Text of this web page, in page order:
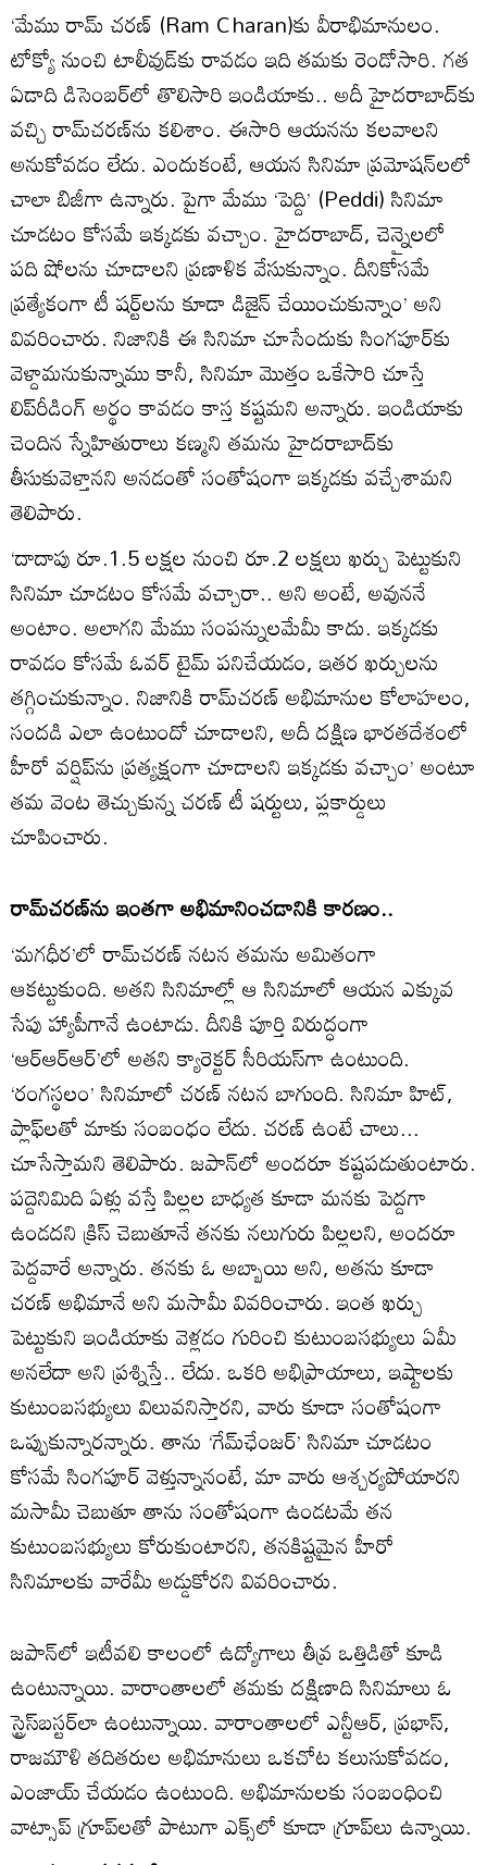
‘మేము రామ్‌ చరణ్‌ (Ram Charan)కు వీరాభిమానులం.
టోక్యో నుంచి టాలీవుడ్‌కు రావడం ఇది తమకు రెండోసారి. గత
ఏడాది డిసెంబర్‌లో తొలిసారి ఇండియాకు.. అదీ హైదరాబాద్‌కు
వచ్చి రామ్‌చరణ్‌ను కలిశాం. ఈసారి ఆయనను కలవాలని
అనుకోవడం లేదు. ఎందుకంటే, ఆయన సినిమా ప్రమోషన్‌లలో
చాలా బిజీగా ఉన్నారు. పైగా మేము ‘పెద్ది’ (Peddi) సినిమా
చూడటం కోసమే ఇక్కడకు వచ్చాం. హైదరాబాద్‌, చెన్నైలలో
పది షోలను చూడాలని ప్రణాళిక వేసుకున్నాం. దీనికోసమే
ప్రత్యేకంగా టీ షర్ట్‌లను కూడా డిజైన్‌ చేయించుకున్నాం’ అని
వివరించారు. నిజానికి ఈ సినిమా చూసేందుకు సింగపూర్‌కు
వెళ్దామనుకున్నాము కానీ, సినిమా మొత్తం ఒకేసారి చూస్తే
లిప్‌రీడింగ్‌ అర్థం కావడం కాస్త కష్టమని అన్నారు. ఇండియాకు
చెందిన స్నేహితురాలు కణ్మని తమను హైదరాబాద్‌కు
తీసుకువెళ్తానని అనడంతో సంతోషంగా ఇక్కడకు వచ్చేశామని
తెలిపారు.
‘దాదాపు రూ.1.5 లక్షల నుంచి రూ.2 లక్షలు ఖర్చు పెట్టుకుని
సినిమా చూడటం కోసమే వచ్చారా.. అని అంటే, అవుననే
అంటాం. అలాగని మేము సంపన్నులమేమీ కాదు. ఇక్కడకు
రావడం కోసమే ఓవర్‌ టైమ్‌ పనిచేయడం, ఇతర ఖర్చులను
తగ్గించుకున్నాం. నిజానికి రామ్‌చరణ్‌ అభిమానుల కోలాహలం,
సందడి ఎలా ఉంటుందో చూడాలని, అదీ దక్షిణ భారతదేశంలో
హీరో వర్షిప్‌ను ప్రత్యక్షంగా చూడాలని ఇక్కడకు వచ్చాం’ అంటూ
తమ వెంట తెచ్చుకున్న చరణ్‌ టీ షర్టులు, ప్లకార్డులు
చూపించారు.
రామ్‌చరణ్‌ను ఇంతగా అభిమానించడానికి కారణం..
‘మగధీర’లో రామ్‌చరణ్‌ నటన తమను అమితంగా
ఆకట్టుకుంది. అతని సినిమాల్లో ఆ సినిమాలో ఆయన ఎక్కువ
సేపు హ్యాపీగానే ఉంటాడు. దీనికి పూర్తి విరుద్ధంగా
‘ఆర్‌ఆర్‌ఆర్‌’లో అతని క్యారెక్టర్‌ సీరియస్‌గా ఉంటుంది.
‘రంగస్థలం’ సినిమాలో చరణ్‌ నటన బాగుంది. సినిమా హిట్‌,
ప్లాఫ్‌లతో మాకు సంబంధం లేదు. చరణ్‌ ఉంటే చాలు...
చూసేస్తామని తెలిపారు. జపాన్‌లో అందరూ కష్టపడుతుంటారు.
పద్దెనిమిది ఏళ్లు వస్తే పిల్లల బాధ్యత కూడా మనకు పెద్దగా
ఉండదని క్రిస్‌ చెబుతూనే తనకు నలుగురు పిల్లలని, అందరూ
పెద్దవారే అన్నారు. తనకు ఓ అబ్బాయి అని, అతను కూడా
చరణ్‌ అభిమానే అని మసామీ వివరించారు. ఇంత ఖర్చు
పెట్టుకుని ఇండియాకు వెళ్లడం గురించి కుటుంబసభ్యులు ఏమీ
అనలేదా అని ప్రశ్నిస్తే.. లేదు. ఒకరి అభిప్రాయాలు, ఇష్టాలకు
కుటుంబసభ్యులు విలువనిస్తారని, వారు కూడా సంతోషంగా
ఒప్పుకున్నారన్నారు. తాను ‘గేమ్‌ఛేంజర్‌’ సినిమా చూడటం
కోసమే సింగపూర్‌ వెళ్తున్నానంటే, మా వారు ఆశ్చర్యపోయారని
మసామీ చెబుతూ తాను సంతోషంగా ఉండటమే తన
కుటుంబసభ్యులు కోరుకుంటారని, తనకిష్టమైన హీరో
సినిమాలకు వారేమీ అడ్డుకోరని వివరించారు.
జపాన్‌లో ఇటీవలి కాలంలో ఉద్యోగాలు తీవ్ర ఒత్తిడితో కూడి
ఉంటున్నాయి. వారాంతాలలో తమకు దక్షిణాది సినిమాలు ఓ
స్ట్రెస్‌బస్టర్‌లా ఉంటున్నాయి. వారాంతాలలో ఎన్టీఆర్‌, ప్రభాస్‌,
రాజమౌళి తదితరుల అభిమానులు ఒకచోట కలుసుకోవడం,
ఎంజాయ్‌ చేయడం ఉంటుంది. అభిమానులకు సంబంధించి
వాట్సాప్‌ గ్రూప్‌లతో పాటుగా ఎక్స్‌లో కూడా గ్రూప్‌లు ఉన్నాయి.